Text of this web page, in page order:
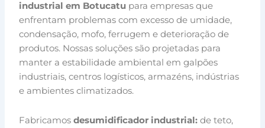
industrial em Botucatu para empresas que
enfrentam problemas com excesso de umidade,
condensação, mofo, ferrugem e deterioração de
produtos. Nossas soluções são projetadas para
manter a estabilidade ambiental em galpões
industriais, centros logísticos, armazéns, indústrias
e ambientes climatizados.
Fabricamosdesumidificador industrial:de teto,